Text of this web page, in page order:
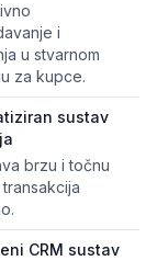
i
u stvarnom
za kupce.
sustav
brzu i točnu
CRM sustav